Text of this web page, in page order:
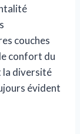
couches
confort du
la diversité
évident